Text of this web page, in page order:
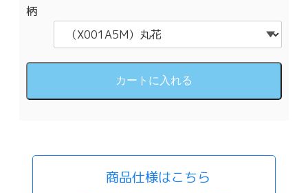
柄
商品仕様はこちら